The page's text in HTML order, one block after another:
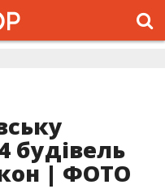
будівель
| ФОТО